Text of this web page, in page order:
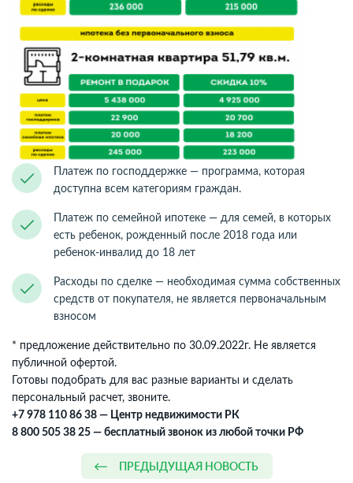
Платеж по господдержке — программа, которая
доступна всем категориям граждан.
Платеж по семейной ипотеке — для семей, в которых
есть ребенок, рожденный после 2018 года или
ребенок-инвалид до 18 лет
Расходы по сделке — необходимая сумма собственных
средств от покупателя, не является первоначальным
взносом
* предложение действительно по 30.09.2022г. Не является
публичной офертой.
Готовы подобрать для вас разные варианты и сделать
персональный расчет, звоните.
+7 978 110 86 38 — Центр недвижимости РК
8 800 505 38 25 — бесплатный звонок из любой точки РФ
ПРЕДЫДУЩАЯ НОВОСТЬ